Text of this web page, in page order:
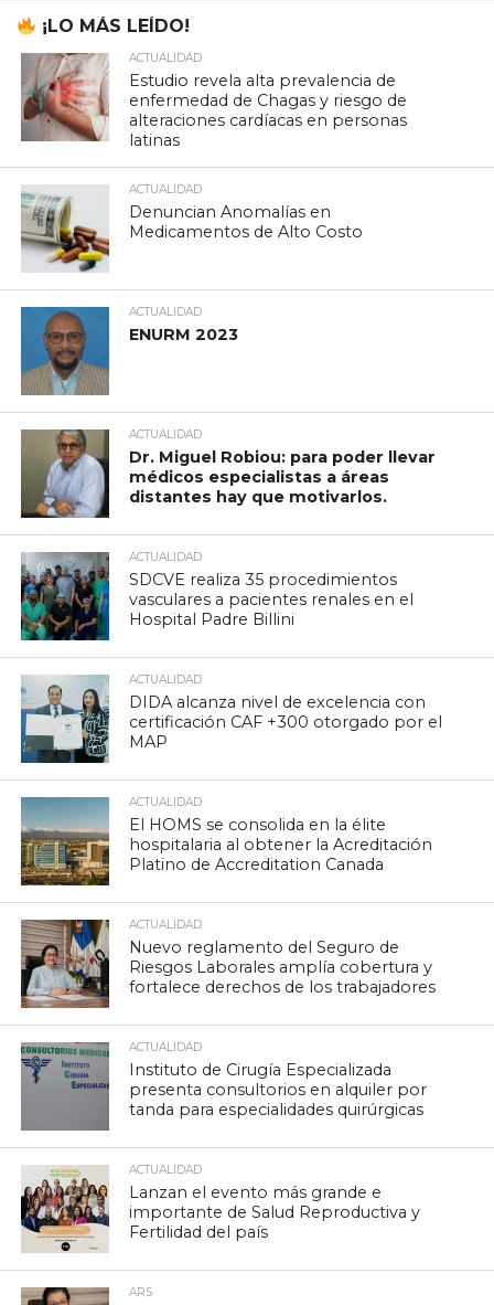
¡LO MÁS LEÍDO!
ACTUALIDAD
Estudio revela alta prevalencia de
enfermedad de Chagas y riesgo de
alteraciones cardíacas en personas
latinas
ACTUALIDAD
Denuncian Anomalías en
Medicamentos de Alto Costo
ACTUALIDAD
ENURM 2023
ACTUALIDAD
Dr. Miguel Robiou: para poder llevar
médicos especialistas a áreas
distantes hay que motivarlos.
ACTUALIDAD
SDCVE realiza 35 procedimientos
vasculares a pacientes renales en el
Hospital Padre Billini
ACTUALIDAD
DIDA alcanza nivel de excelencia con
certificación CAF +300 otorgado por el
MAP
ACTUALIDAD
El HOMS se consolida en la élite
hospitalaria al obtener la Acreditación
Platino de Accreditation Canada
ACTUALIDAD
Nuevo reglamento del Seguro de
Riesgos Laborales amplía cobertura y
fortalece derechos de los trabajadores
ACTUALIDAD
Instituto de Cirugía Especializada
presenta consultorios en alquiler por
tanda para especialidades quirúrgicas
ACTUALIDAD
Lanzan el evento más grande e
importante de Salud Reproductiva y
Fertilidad del país
ARS